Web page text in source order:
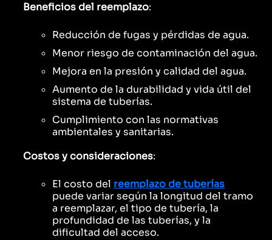
Beneficios del reemplazo:
Reducción de fugas y pérdidas de agua.
Menor riesgo de contaminación del agua.
Mejora en la presión y calidad del agua.
Aumento de la durabilidad y vida útil del
sistema de tuberías.
Cumplimiento con las normativas
ambientales y sanitarias.
Costos y consideraciones:
El costo del reemplazo de tuberías
puede variar según la longitud del tramo
a reemplazar, el tipo de tubería, la
profundidad de las tuberías, y la
dificultad del acceso.